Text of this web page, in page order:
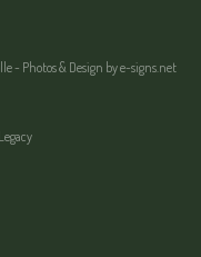
- Photos & Design bye-signs.net
Legacy